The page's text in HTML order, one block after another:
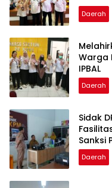
Daerah
Warga
IPBAL
Daerah
Sidak
Sanksi
Daerah